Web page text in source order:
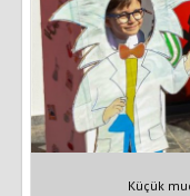
Küçük